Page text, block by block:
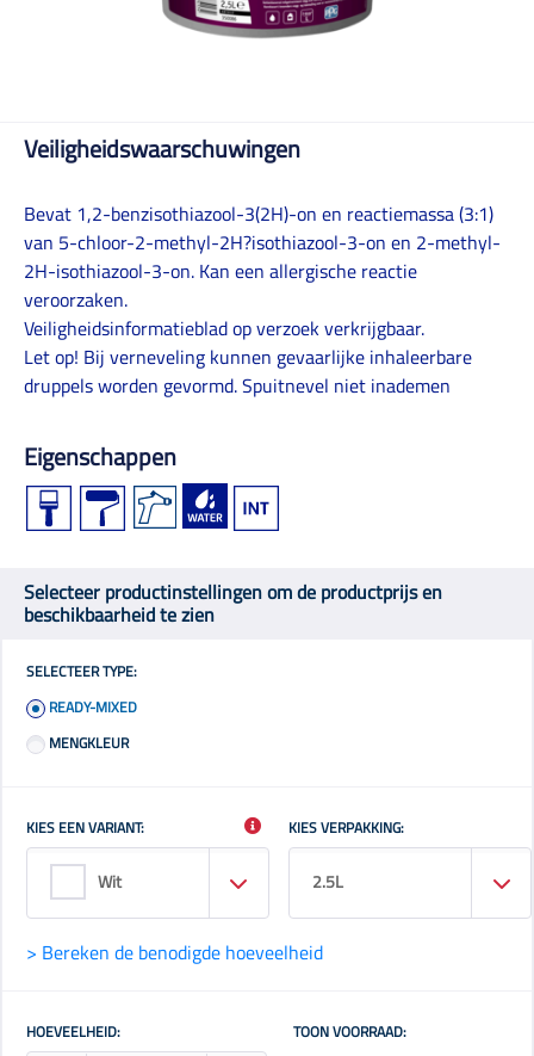
Veiligheidswaarschuwingen
Bevat 1,2-benzisothiazool-3(2H)-on en reactiemassa (3:1)
van 5-chloor-2-methyl-2H?isothiazool-3-on en 2-methyl-
2H-isothiazool-3-on. Kan een allergische reactie
veroorzaken.
Veiligheidsinformatieblad op verzoek verkrijgbaar.
Let op! Bij verneveling kunnen gevaarlijke inhaleerbare
druppels worden gevormd. Spuitnevel niet inademen
Eigenschappen
Selecteer productinstellingen om de productprijs en
beschikbaarheid te zien
SELECTEER TYPE:
READY-MIXED
MENGKLEUR
KIES EEN VARIANT:
Wit
KIES VERPAKKING:
2.5L
> Bereken de benodigde hoeveelheid
HOEVEELHEID: TOON VOORRAAD: